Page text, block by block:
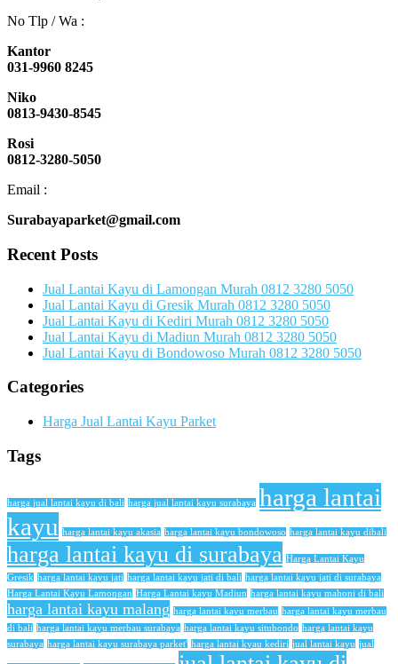
No Tlp / Wa :
Kantor
031-9960 8245
Niko
0813-9430-8545
Rosi
0812-3280-5050
Email :
Surabayaparket@gmail.com
Recent Posts
Jual Lantai Kayu di Lamongan Murah 0812 3280 5050
Jual Lantai Kayu di Gresik Murah 0812 3280 5050
Jual Lantai Kayu di Kediri Murah 0812 3280 5050
Jual Lantai Kayu di Madiun Murah 0812 3280 5050
Jual Lantai Kayu di Bondowoso Murah 0812 3280 5050
Categories
Harga Jual Lantai Kayu Parket
Tags
harga jual lantai kayu di bali harga jual lantai kayu surabaya harga lantai
kayu harga lantai kayu akasia harga lantai kayu bondowoso harga lantai kayu dibali
harga lantai kayu di surabaya Harga Lantai Kayu
Gresik harga lantai kayu jati harga lantai kayu jati di bali harga lantai kayu jati di surabaya
Harga Lantai Kayu Lamongan Harga Lantai kayu Madiun harga lantai kayu mahoni di bali
harga lantai kayu malang harga lantai kayu merbau harga lantai kayu merbau
di bali harga lantai kayu merbau surabaya harga lantai kayu situbondo harga lantai kayu
surabaya harga lantai kayu surabaya parket' harga lantai kyau kediri jual lantai kayu jual